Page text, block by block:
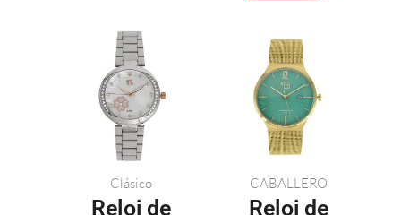
Clásico
Reloj de
CABALLERO
Reloj de